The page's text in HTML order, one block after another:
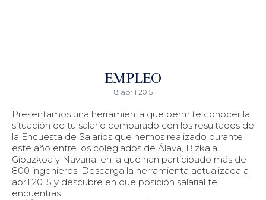
EMPLEO
8. abril 2015
Presentamos una herramienta que permite conocer la
situación de tu salario comparado con los resultados de
la Encuesta de Salarios que hemos realizado durante
este año entre los colegiados de Álava, Bizkaia,
Gipuzkoa y Navarra, en la que han participado más de
800 ingenieros. Descarga la herramienta actualizada a
abril 2015 y descubre en que posición salarial te
encuentras.